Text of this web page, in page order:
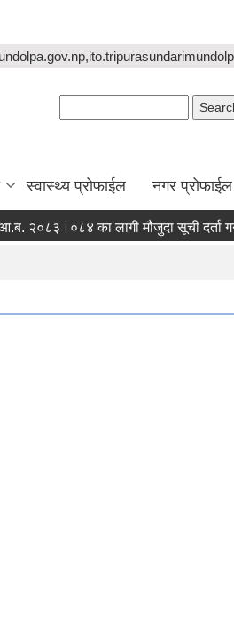
स्वास्थ्य प्रोफाईल नगर प्रोफाईल
का लागी मौजुदा सूची दर्ता गर्ने